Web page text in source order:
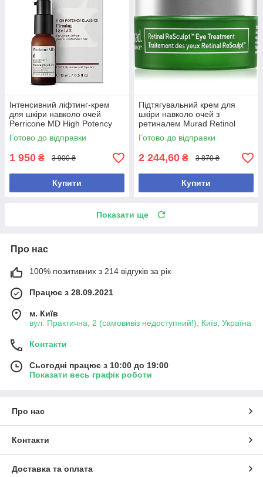
Інтенсивний ліфтинг-крем
для шкіри навколо очей
Perricone MD High Potency
Classics Firming Eye Lift
Готово до відправки
1 950 ₴ 3 900 ₴
Купити
Підтягувальний крем для
шкіри навколо очей з
ретиналем Murad Retinol
Resculpt Eye Treatment 15 мл
Готово до відправки
2 244,60 ₴ 3 870 ₴
Купити
Показати ще
Про нас
100% позитивних з 214 відгуків за рік
Працює з 28.09.2021
м. Київ
вул. Практична, 2 (самовивіз недоступний!), Київ, Україна
Контакти
Сьогодні працює з 10:00 до 19:00
Показати весь графік роботи
Про нас
Контакти
Доставка та оплата